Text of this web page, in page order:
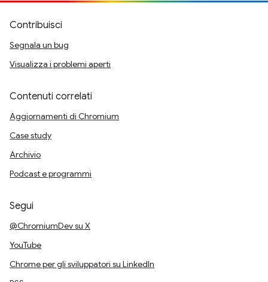
Contribuisci
Segnala un bug
Visualizza i problemi aperti
Contenuti correlati
Aggiornamenti di Chromium
Case study
Archivio
Podcast e programmi
Segui
@ChromiumDev su X
YouTube
Chrome per gli sviluppatori su LinkedIn